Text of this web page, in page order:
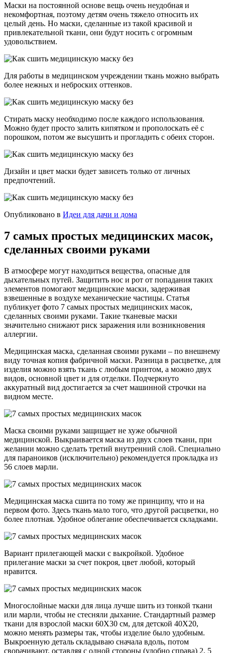
Маски на постоянной основе вещь очень неудобная и
некомфортная, поэтому детям очень тяжело относить их
целый день. Но маски, сделанные из такой красивой и
привлекательной ткани, они будут носить с огромным
удовольствием.
Для работы в медицинском учреждении ткань можно выбрать
более нежных и неброских оттенков.
Стирать маску необходимо после каждого использования.
Можно будет просто залить кипятком и прополоскать её с
порошком, потом же высушить и прогладить с обеих сторон.
Дизайн и цвет маски будет зависеть только от личных
предпочтений.
Опубликовано в Идеи для дачи и дома
7 самых простых медицинских масок,
сделанных своими руками
В атмосфере могут находиться вещества, опасные для
дыхательных путей. Защитить нос и рот от попадания таких
элементов помогают медицинские маски, задерживая
взвешенные в воздухе механические частицы. Статья
публикует фото 7 самых простых медицинских масок,
сделанных своими руками. Такие тканевые маски
значительно снижают риск заражения или возникновения
аллергии.
Медицинская маска, сделанная своими руками – по внешнему
виду точная копия фабричной маски. Разница в расцветке, для
изделия можно взять ткань с любым принтом, а можно двух
видов, основной цвет и для отделки. Подчеркнуто
аккуратный вид достигается за счет машинной строчки на
видном месте.
Маска своими руками защищает не хуже обычной
медицинской. Выкраивается маска из двух слоев ткани, при
желании можно сделать третий внутренний слой. Специально
для параноиков (исключительно) рекомендуется прокладка из
56 слоев марли.
Медицинская маска сшита по тому же принципу, что и на
первом фото. Здесь ткань мало того, что другой расцветки, но
более плотная. Удобное облегание обеспечивается складками.
Вариант прилегающей маски с выкройкой. Удобное
прилегание маски за счет покроя, цвет любой, который
нравится.
Многослойные маски для лица лучше шить из тонкой ткани
или марли, чтобы не стесняли дыхание. Стандартный размер
ткани для взрослой маски 60Х30 см, для детской 40Х20,
можно менять размеры так, чтобы изделие было удобным.
Выкроенную деталь складываю сначала вдоль, потом
сворачивают, оставляя с одной стороны (удобно справа) 2, 5